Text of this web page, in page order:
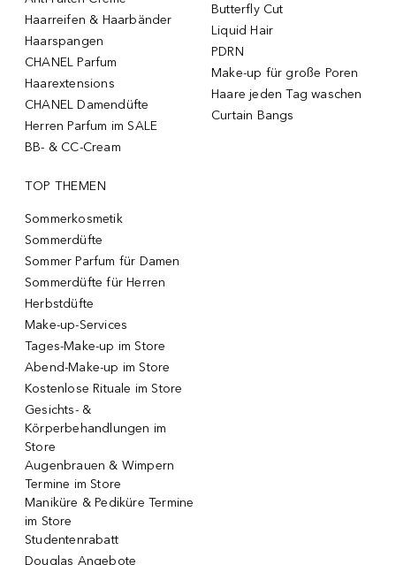
Haarreifen & Haarbänder
Haarspangen
CHANEL Parfum
Haarextensions
CHANEL Damendüfte
Herren Parfum im SALE
BB- & CC-Cream
Butterfly Cut
Liquid Hair
PDRN
Make-up für große Poren
Haare jeden Tag waschen
Curtain Bangs
TOP THEMEN
Sommerkosmetik
Sommerdüfte
Sommer Parfum für Damen
Sommerdüfte für Herren
Herbstdüfte
Make-up-Services
Tages-Make-up im Store
Abend-Make-up im Store
Kostenlose Rituale im Store
Gesichts- &
Körperbehandlungen im
Store
Augenbrauen & Wimpern
Termine im Store
Maniküre & Pediküre Termine
im Store
Studentenrabatt
Douglas Angebote